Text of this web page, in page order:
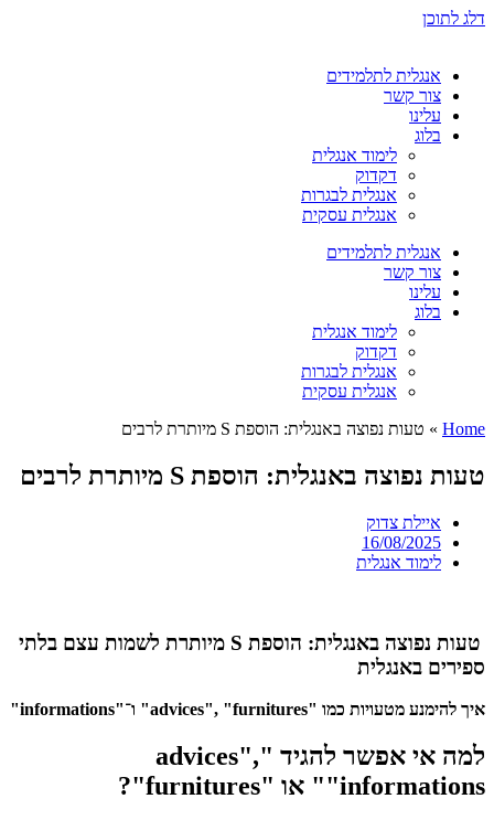
דלג לתוכן
אנגלית לתלמידים
צור קשר
עלינו
בלוג
לימוד אנגלית
דקדוק
אנגלית לבגרות
אנגלית עסקית
אנגלית לתלמידים
צור קשר
עלינו
בלוג
לימוד אנגלית
דקדוק
אנגלית לבגרות
אנגלית עסקית
Home
» טעות נפוצה באנגלית: הוספת S מיותרת לרבים
טעות נפוצה באנגלית: הוספת S מיותרת לרבים
איילת צדוק
16/08/2025
לימוד אנגלית
טעות נפוצה באנגלית: הוספת S מיותרת לשמות עצם בלתי
ספירים באנגלית
איך להימנע מטעויות כמו "advices", "furnitures" ו־"informations"
למה אי אפשר להגיד "advices",
"informations" או "furnitures"?